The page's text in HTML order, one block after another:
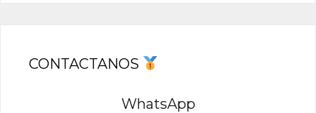
CONTACTANOS
WhatsApp